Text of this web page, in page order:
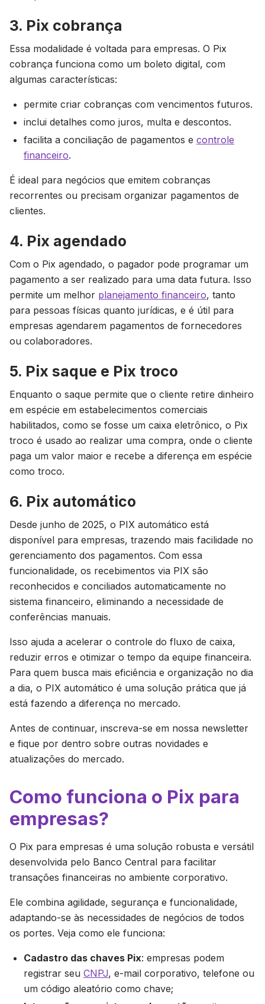
3. Pix cobrança
Essa modalidade é voltada para empresas. O Pix
cobrança funciona como um boleto digital, com
algumas características:
permite criar cobranças com vencimentos futuros.
inclui detalhes como juros, multa e descontos.
facilita a conciliação de pagamentos e controle
financeiro.
É ideal para negócios que emitem cobranças
recorrentes ou precisam organizar pagamentos de
clientes.
4. Pix agendado
Com o Pix agendado, o pagador pode programar um
pagamento a ser realizado para uma data futura. Isso
permite um melhor planejamento financeiro, tanto
para pessoas físicas quanto jurídicas, e é útil para
empresas agendarem pagamentos de fornecedores
ou colaboradores.
5. Pix saque e Pix troco
Enquanto o saque permite que o cliente retire dinheiro
em espécie em estabelecimentos comerciais
habilitados, como se fosse um caixa eletrônico, o Pix
troco é usado ao realizar uma compra, onde o cliente
paga um valor maior e recebe a diferença em espécie
como troco.
6. Pix automático
Desde junho de 2025, o PIX automático está
disponível para empresas, trazendo mais facilidade no
gerenciamento dos pagamentos. Com essa
funcionalidade, os recebimentos via PIX são
reconhecidos e conciliados automaticamente no
sistema financeiro, eliminando a necessidade de
conferências manuais.
Isso ajuda a acelerar o controle do fluxo de caixa,
reduzir erros e otimizar o tempo da equipe financeira.
Para quem busca mais eficiência e organização no dia
a dia, o PIX automático é uma solução prática que já
está fazendo a diferença no mercado.
Antes de continuar, inscreva-se em nossa newsletter
e fique por dentro sobre outras novidades e
atualizações do mercado.
Como funciona o Pix para
empresas?
O Pix para empresas é uma solução robusta e versátil
desenvolvida pelo Banco Central para facilitar
transações financeiras no ambiente corporativo.
Ele combina agilidade, segurança e funcionalidade,
adaptando-se às necessidades de negócios de todos
os portes. Veja como ele funciona:
Cadastro das chaves Pix: empresas podem
registrar seu CNPJ, e-mail corporativo, telefone ou
um código aleatório como chave;